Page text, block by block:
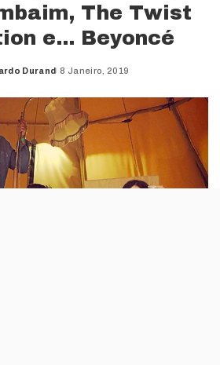
The Twist
e… Beyoncé
Durand 8 Janeiro, 2019